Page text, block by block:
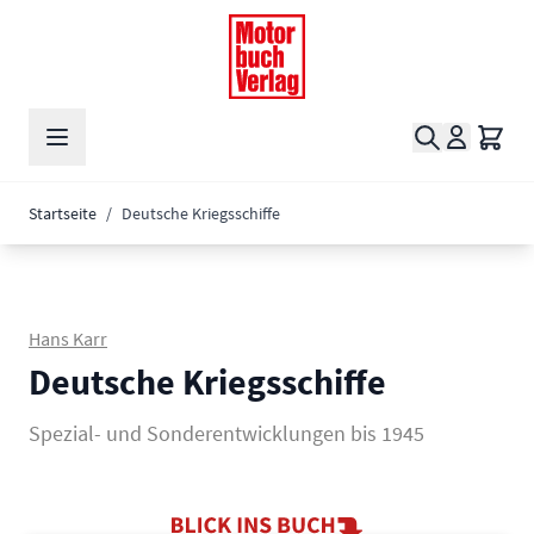
Suche
Startseite / Deutsche Kriegsschiffe
Hans Karr
Deutsche Kriegsschiffe
Spezial- und Sonderentwicklungen bis 1945